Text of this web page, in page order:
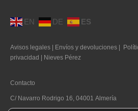
0 productos 0,00€
EN DE ES
Avisos legales | Envíos y devoluciones |
privacidad | Nieves Pérez
Contacto
C/ Navarro Rodrigo 16, 04001 Almería